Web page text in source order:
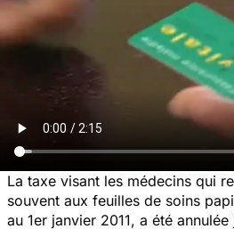
La taxe visant les médecins qui
souvent aux feuilles de soins
au 1er janvier 2011, a été